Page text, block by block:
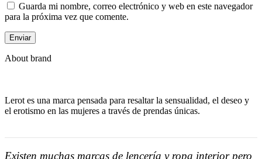
Guarda mi nombre, correo electrónico y web en este navegador
para la próxima vez que comente.
About brand
Lerot es una marca pensada para resaltar la sensualidad, el deseo y
el erotismo en las mujeres a través de prendas únicas.
Existen muchas marcas de lencería y ropa interior pero